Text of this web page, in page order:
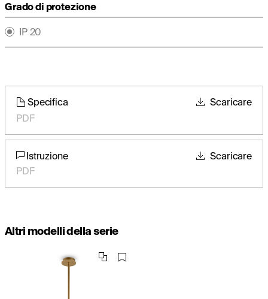
Grado di protezione
IP 20
Specifica
PDF
Scaricare
Istruzione
PDF
Scaricare
Altri modelli della serie